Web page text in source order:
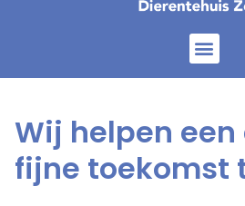
Wij helpen een
fijne toekomst